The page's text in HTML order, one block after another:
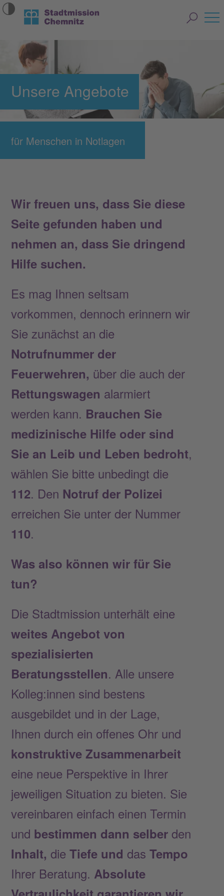
Unsere Angebote
für Menschen in Notlagen
Wir freuen uns, dass Sie diese
Seite gefunden haben und
nehmen an, dass Sie dringend
Hilfe suchen.
Es mag Ihnen seltsam
vorkommen, dennoch erinnern wir
Sie zunächst an die
Notrufnummer der
Feuerwehren, über die auch der
Rettungswagen alarmiert
werden kann. Brauchen Sie
medizinische Hilfe oder sind
Sie an Leib und Leben bedroht,
wählen Sie bitte unbedingt die
112. Den Notruf der Polizei
erreichen Sie unter der Nummer
110.
Was also können wir für Sie
tun?
Die Stadtmission unterhält eine
weites Angebot von
spezialisierten
Beratungsstellen. Alle unsere
Kolleg:innen sind bestens
ausgebildet und in der Lage,
Ihnen durch ein offenes Ohr und
konstruktive Zusammenarbeit
eine neue Perspektive in Ihrer
jeweiligen Situation zu bieten. Sie
vereinbaren einfach einen Termin
und bestimmen dann selber den
Inhalt, dieTiefe und dasTempo
Ihrer Beratung. Absolute